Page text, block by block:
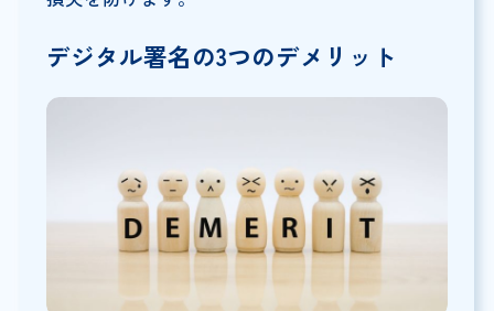
デジタル署名の3つのデメリット